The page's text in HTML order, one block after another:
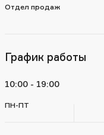
Отдел продаж
График работы
10:00 - 19:00
ПН-ПТ